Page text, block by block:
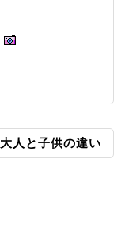
大人と子供の違い